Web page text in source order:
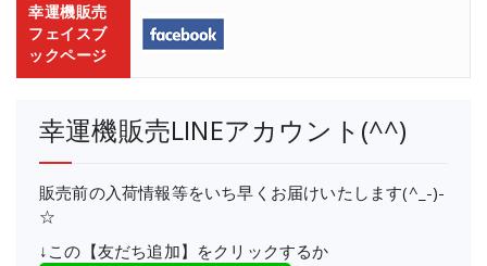
幸運機販売
フェイスブ
ックページ
幸運機販売LINEアカウント(^^)
販売前の入荷情報等をいち早くお届けいたします(^_-)-
☆
↓この【友だち追加】をクリックするか